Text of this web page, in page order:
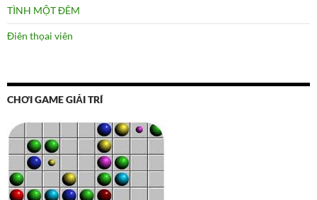
TÌNH MỘT ĐÊM
Điên thọai viên
CHƠI GAME GIẢI TRÍ